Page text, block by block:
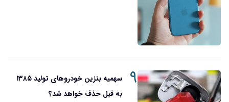
۹
سهمیه بنزین خودروهای تولید ۱۳۸۵
به قبل حذف خواهد شد؟